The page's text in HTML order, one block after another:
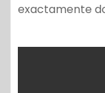
exactamente